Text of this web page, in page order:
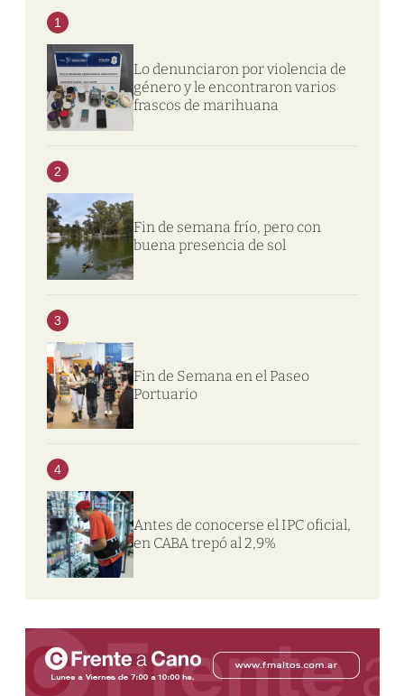
1
Lo denunciaron por violencia de
género y le encontraron varios
frascos de marihuana
2
Fin de semana frío, pero con
buena presencia de sol
3
Fin de Semana en el Paseo
Portuario
4
Antes de conocerse el IPC oficial,
en CABA trepó al 2,9%